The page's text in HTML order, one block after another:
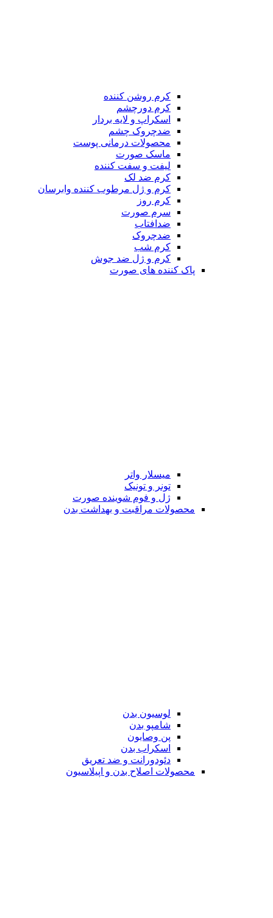
کرم روشن کننده
کرم دورچشم
اسکراپ و لایه بردار
ضدچروک چشم
محصولات درمانی پوست
ماسک صورت
لیفت و سفت کننده
کرم ضد لک
کرم و ژل مرطوب کننده وابرسان
کرم روز
سرم صورت
ضدافتاب
ضدچروک
کرم شب
کرم و ژل ضد جوش
پاک کننده های صورت
میسلار واتر
تونر و تونیک
ژل و فوم شوینده صورت
محصولات مراقبت و بهداشت بدن
لوسیون بدن
شامپو بدن
پن وصابون
اسکراب بدن
دئودورانت و ضد تعریق
محصولات اصلاح بدن و اپیلاسیون